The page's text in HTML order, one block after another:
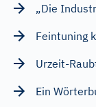
„Die
Feintuning
Urzeit-
Ein